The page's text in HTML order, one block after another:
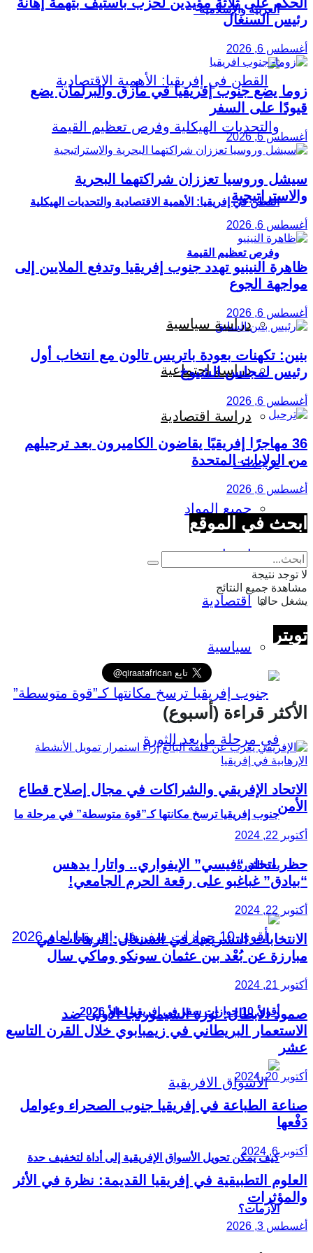
العربية والإسلامية”
القطن في إفريقيا: الأهمية الاقتصادية والتحديات الهيكلية
وفرص تعظيم القيمة
دراسة سياسية
دراسة اجتماعية
دراسة اقتصادية
ترجمات
جميع المواد
اجتماعية
اقتصادية
سياسية
جنوب إفريقيا ترسخ مكانتها كـ”قوة متوسطة” في مرحلة ما
بعد الثورة
أقوى 10 جوازات سفر في إفريقيا لعام 2026
كيف يمكن تحويل الأسواق الإفريقية إلى أداة لتخفيف حدة
الأزمات؟
رئيس السنغال
أغسطس 6, 2026
زوما يضع جنوب إفريقيا في مأزق والبرلمان يضع
قيودًا على السفر
أغسطس 6, 2026
سيشل وروسيا تعززان شراكتهما البحرية
والاستراتيجية
أغسطس 6, 2026
ظاهرة النينيو تهدد جنوب إفريقيا وتدفع الملايين إلى
مواجهة الجوع
أغسطس 6, 2026
بنين: تكهنات بعودة باتريس تالون مع انتخاب أول
رئيس لمجلس الشيوخ
أغسطس 6, 2026
36 مهاجرًا إفريقيًا يقاضون الكاميرون بعد ترحيلهم
من الولايات المتحدة
أغسطس 6, 2026
ابحث في الموقع
لا توجد نتيجة
مشاهدة جميع النتائج
يشغل حاليا
تويتر
الأكثر قراءة (أسبوع)
الاتحاد الإفريقي والشراكات في مجال إصلاح قطاع
الأمن
أكتوبر 22, 2024
حظر اتحاد “فيسي” الإيفواري.. واتارا يدهس
“بيادق” غباغبو على رقعة الحرم الجامعي!
أكتوبر 22, 2024
الانتخابات التشريعية في السنغال: الرهانات في
مبارزة عن بُعْد بين عثمان سونكو وماكي سال
أكتوبر 21, 2024
صمود الأبطال: ثورة الشيمورنجا الأولى ضد
الاستعمار البريطاني في زيمبابوي خلال القرن التاسع
عشر
أكتوبر 20, 2024
صناعة الطباعة في إفريقيا جنوب الصحراء وعوامل
دَفْعها
أكتوبر 6, 2024
العلوم التطبيقية في إفريقيا القديمة: نظرة في الأثر
والمؤثرات
أغسطس 3, 2026